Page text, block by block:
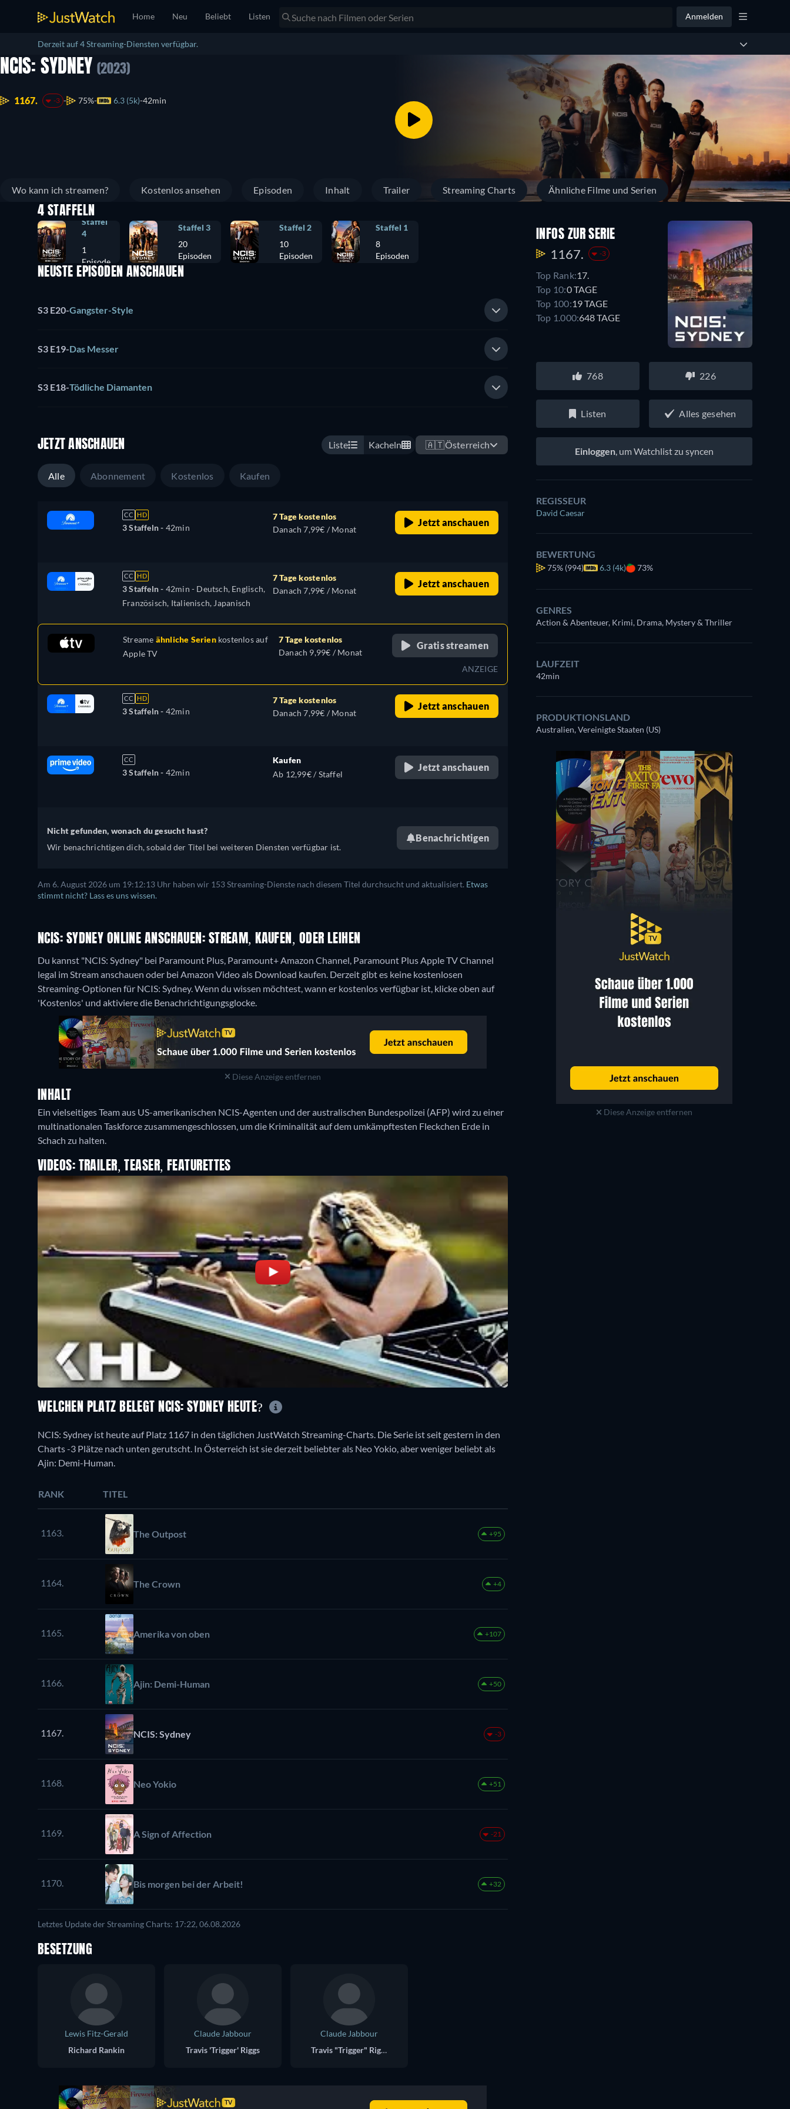
Home Neu Beliebt Listen Anmelden
Derzeit auf 4 Streaming-Diensten verfügbar.
NCIS: SYDNEY (2023)
1167. -3 75% 6.3 (5k) 42min
Wo kann ich streamen? Kostenlos ansehen Episoden Inhalt Trailer Streaming Charts Ähnliche Filme und Serien
4 STAFFELN
Staffel
4
1
Episode
Staffel 3
20
Episoden
Staffel 2
10
Episoden
Staffel 1
8
Episoden
NEUSTE EPISODEN ANSCHAUEN
S3 E20-Gangster-Style
S3 E19-Das Messer
S3 E18-Tödliche Diamanten
JETZT ANSCHAUEN Liste Kacheln 🇦🇹Österreich
Alle Abonnement Kostenlos Kaufen
CC HD
3 Staffeln - 42min
7 Tage kostenlos
Danach 7,99€ / Monat
Jetzt anschauen
CC HD
3 Staffeln - 42min - Deutsch, Englisch,
Französisch, Italienisch, Japanisch
7 Tage kostenlos
Danach 7,99€ / Monat
Jetzt anschauen
Streame ähnliche Serienkostenlos auf
Apple TV
7 Tage kostenlos
Danach 9,99€ / Monat
Gratis streamen
ANZEIGE
CC HD
3 Staffeln - 42min
7 Tage kostenlos
Danach 7,99€ / Monat
Jetzt anschauen
CC
3 Staffeln - 42min
Kaufen
Ab 12,99€ / Staffel
Jetzt anschauen
Nicht gefunden, wonach du gesucht hast?
Wir benachrichtigen dich, sobald der Titel bei weiteren Diensten verfügbar ist.
Benachrichtigen
Am 6. August 2026 um 19:12:13 Uhr haben wir 153 Streaming-Dienste nach diesem Titel durchsucht und aktualisiert. Etwas
stimmt nicht? Lass es uns wissen.
NCIS: SYDNEY ONLINE ANSCHAUEN: STREAM, KAUFEN, ODER LEIHEN
Du kannst "NCIS: Sydney" bei Paramount Plus, Paramount+ Amazon Channel, Paramount Plus Apple TV Channel
legal im Stream anschauen oder bei Amazon Video als Download kaufen. Derzeit gibt es keine kostenlosen
Streaming-Optionen für NCIS: Sydney. Wenn du wissen möchtest, wann er kostenlos verfügbar ist, klicke oben auf
'Kostenlos' und aktiviere die Benachrichtigungsglocke.
Diese Anzeige entfernen
INHALT
Ein vielseitiges Team aus US-amerikanischen NCIS-Agenten und der australischen Bundespolizei (AFP) wird zu einer
multinationalen Taskforce zusammengeschlossen, um die Kriminalität auf dem umkämpftesten Fleckchen Erde in
Schach zu halten.
VIDEOS: TRAILER, TEASER, FEATURETTES
INFOS ZUR SERIE
1167. -3
Top Rank:17.
Top 10:0 TAGE
Top 100:19 TAGE
Top 1.000:648 TAGE
768 226
Listen Alles gesehen
Einloggen, um Watchlist zu syncen
REGISSEUR
David Caesar
BEWERTUNG
75% (994) 6.3 (4k) 73%
GENRES
Action & Abenteuer, Krimi, Drama, Mystery & Thriller
LAUFZEIT
42min
PRODUKTIONSLAND
Australien, Vereinigte Staaten (US)
Diese Anzeige entfernen
WELCHEN PLATZ BELEGT NCIS: SYDNEY HEUTE?
NCIS: Sydney ist heute auf Platz 1167 in den täglichen JustWatch Streaming-Charts. Die Serie ist seit gestern in den
Charts -3 Plätze nach unten gerutscht. In Österreich ist sie derzeit beliebter als Neo Yokio, aber weniger beliebt als
Ajin: Demi-Human.
RANK TITEL
1163. The Outpost +95
1164. The Crown +4
1165. Amerika von oben +107
1166. Ajin: Demi-Human +50
1167. NCIS: Sydney -3
1168. Neo Yokio +51
1169. A Sign of Affection -21
1170. Bis morgen bei der Arbeit! +32
Letztes Update der Streaming Charts: 17:22, 06.08.2026
BESETZUNG
Lewis Fitz-Gerald
Richard Rankin
Claude Jabbour
Travis 'Trigger' Riggs
Claude Jabbour
Travis "Trigger" Riggs